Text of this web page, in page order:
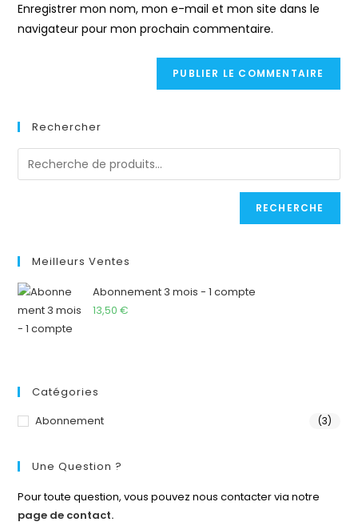
Enregistrer mon nom, mon e-mail et mon site dans le
navigateur pour mon prochain commentaire.
Rechercher
RECHERCHE
Meilleurs Ventes
Abonnement 3 mois - 1 compte
13,50€
Catégories
Abonnement
(3)
Une Question ?
Pour toute question, vous pouvez nous contacter via notre
page de contact.